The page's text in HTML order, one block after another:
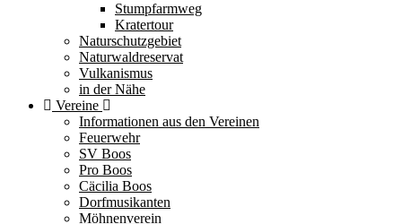
Stumpfarmweg
Kratertour
Naturschutzgebiet
Naturwaldreservat
Vulkanismus
in der Nähe
Vereine
Informationen aus den Vereinen
Feuerwehr
SV Boos
Pro Boos
Cäcilia Boos
Dorfmusikanten
Möhnenverein